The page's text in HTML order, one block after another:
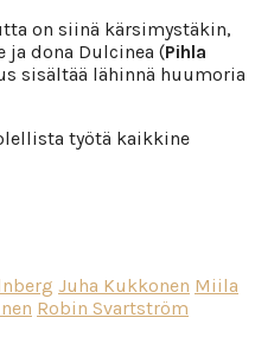
on siinä kärsimystäkin,
ja dona Dulcinea (Pihla
sisältää lähinnä huumoria
työtä kaikkine
Juha Kukkonen Miila
Robin Svartström